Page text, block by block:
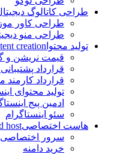
طراحی کاتالوگ
طراحی کاور
طراحی منو
تولید محتوا creation
قیمت نریشن و
قرارداد
قرارداد کارمند
تولید محتوای
ادمین پیج
سئو اینستاگرام
هاست اختصاصیhost
سرور اختصاصی
خرید دامنه